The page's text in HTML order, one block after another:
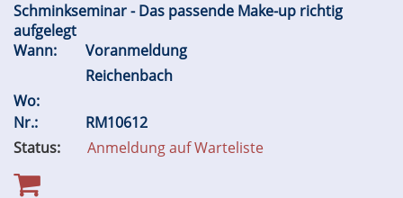
Schminkseminar - Das passende Make-up richtig
aufgelegt
Wann:
Voranmeldung
Reichenbach
Wo:
Nr.:
RM10612
Status:
Anmeldung auf Warteliste